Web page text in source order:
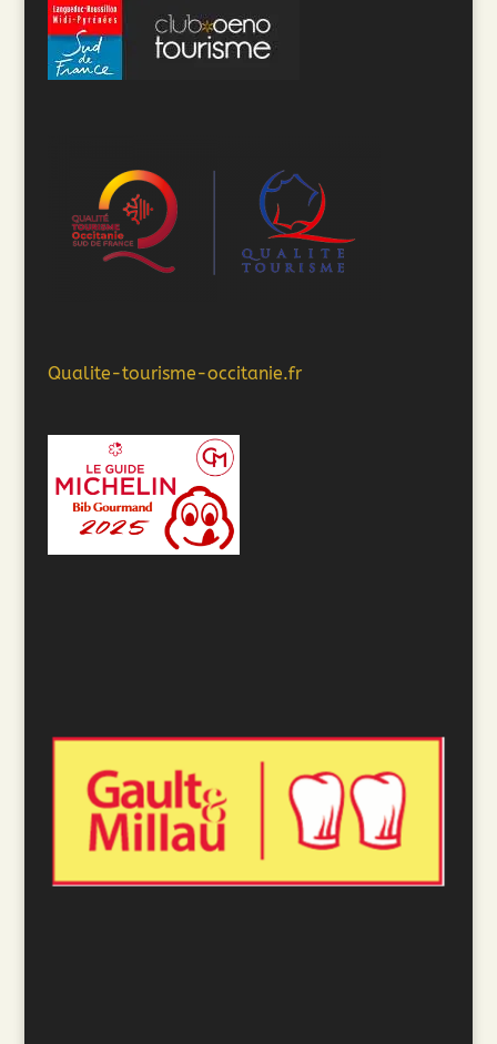
Qualite-tourisme-occitanie.fr